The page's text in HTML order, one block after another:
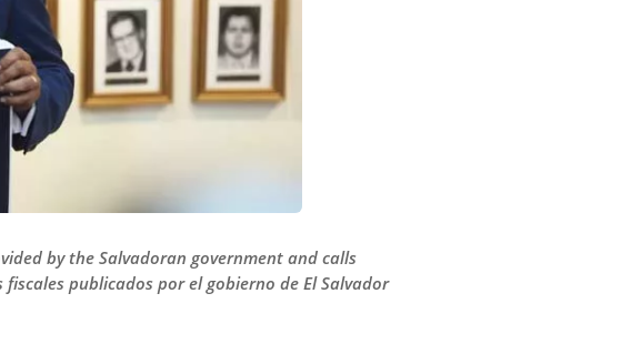
by the Salvadoran government and calls
publicados por el gobierno de El Salvador